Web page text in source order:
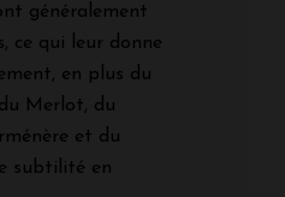
généralement
ce qui leur donne
en plus du
Merlot, du
et du
subtilité en